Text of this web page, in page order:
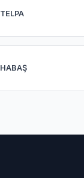
TELPA
HABAŞ